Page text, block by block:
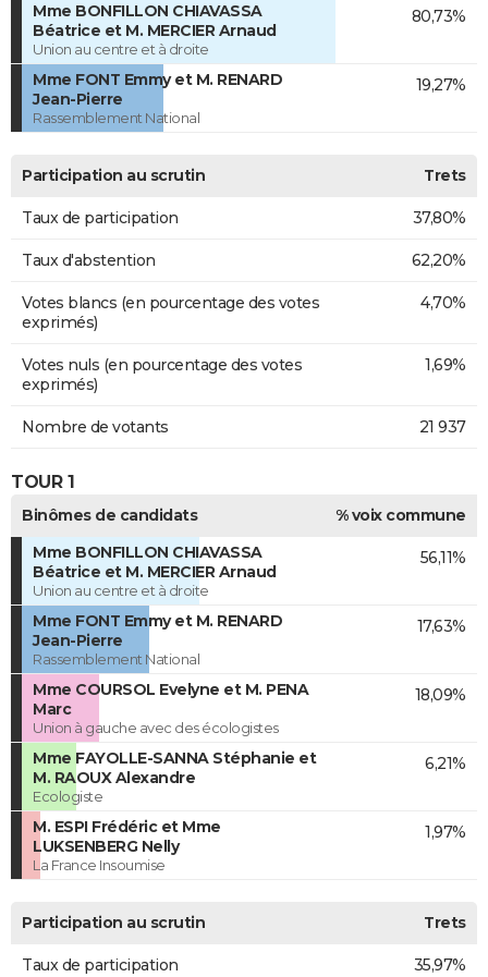
Mme BONFILLON CHIAVASSA
Béatrice et M. MERCIER Arnaud
Union au centre et à droite
80,73%
Mme FONT Emmy et M. RENARD
Jean-Pierre
Rassemblement National
19,27%
Participation au scrutin Trets
Taux de participation 37,80%
Taux d'abstention 62,20%
Votes blancs (en pourcentage des votes
exprimés)
4,70%
Votes nuls (en pourcentage des votes
exprimés)
1,69%
Nombre de votants 21 937
TOUR 1
Binômes de candidats
% voix commune
Mme BONFILLON CHIAVASSA
Béatrice et M. MERCIER Arnaud
Union au centre et à droite
56,11%
Mme FONT Emmy et M. RENARD
Jean-Pierre
Rassemblement National
17,63%
Mme COURSOL Evelyne et M. PENA
Marc
Union à gauche avec des écologistes
18,09%
Mme FAYOLLE-SANNA Stéphanie et
M. RAOUX Alexandre
Ecologiste
6,21%
M. ESPI Frédéric et Mme
LUKSENBERG Nelly
La France Insoumise
1,97%
Participation au scrutin Trets
Taux de participation 35,97%